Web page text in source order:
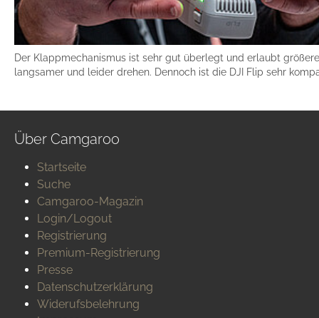
Der Klappmechanismus ist sehr gut überlegt und erlaubt
langsamer und leider drehen. Dennoch ist die DJI Flip sehr
Über Camgaroo
Startseite
Suche
Camgaroo-Magazin
Login/Logout
Registrierung
Premium-Registrierung
Presse
Datenschutzerklärung
Widerufsbelehrung